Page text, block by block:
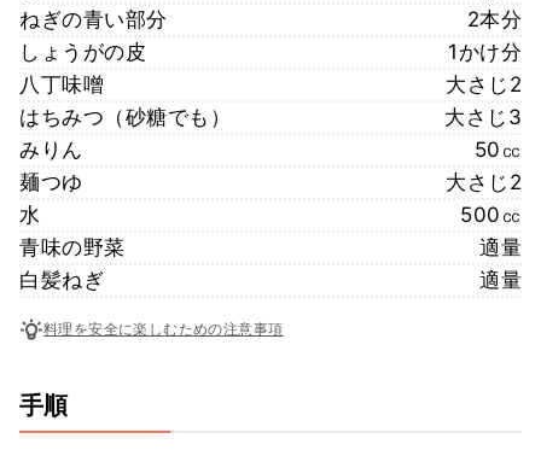
ねぎの青い部分
2本分
しょうがの皮
1かけ分
八丁味噌
大さじ2
はちみつ（砂糖でも）
大さじ3
みりん
50㏄
麺つゆ
大さじ2
水
500㏄
青味の野菜
適量
白髪ねぎ
適量
料理を安全に楽しむための注意事項
手順